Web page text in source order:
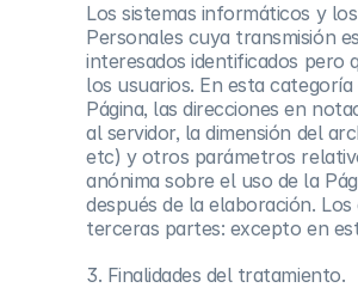
Los sistemas informáticos y
Personales cuya transmisión
interesados identificados pero
los usuarios. En esta
Página, las direcciones en
al servidor, la dimensión del
etc) y otros parámetros
anónima sobre el uso de la
después de la elaboración.
terceras partes: excepto en
3. Finalidades del tratamiento.